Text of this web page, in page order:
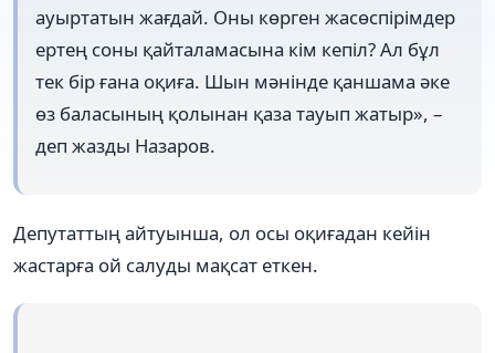
ауыртатын жағдай. Оны көрген жасөспірімдер
ертең соны қайталамасына кім кепіл? Ал бұл
тек бір ғана оқиға. Шын мәнінде қаншама әке
өз баласының қолынан қаза тауып жатыр», –
деп жазды Назаров.
Депутаттың айтуынша, ол осы оқиғадан кейін
жастарға ой салуды мақсат еткен.